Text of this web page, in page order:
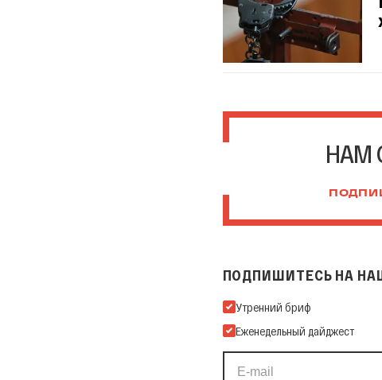
НАМ
ПОДПИШИТЕСЬ НА
Подпишитесь на нашу Email-
Утренний бриф
Еженедельный дайджест